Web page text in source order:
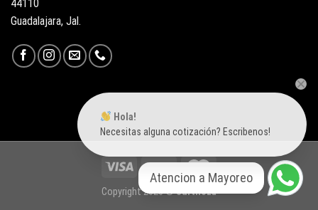
44110
Guadalajara, Jal.
Copyright 2026 ©Surtiloza
Hola!
Necesitas alguna cotización? Escribenos!
Atencion a Mayoreo